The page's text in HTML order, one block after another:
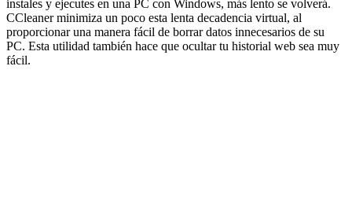
instales y ejecutes en una PC con Windows, más lento se volverá.
CCleaner minimiza un poco esta lenta decadencia virtual, al
proporcionar una manera fácil de borrar datos innecesarios de su
PC. Esta utilidad también hace que ocultar tu historial web sea muy
fácil.